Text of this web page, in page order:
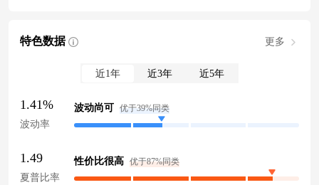
特色数据 更多
近1年 近3年 近5年
1.41%
波动率
波动尚可 优于39%同类
1.49
夏普比率
性价比很高 优于87%同类